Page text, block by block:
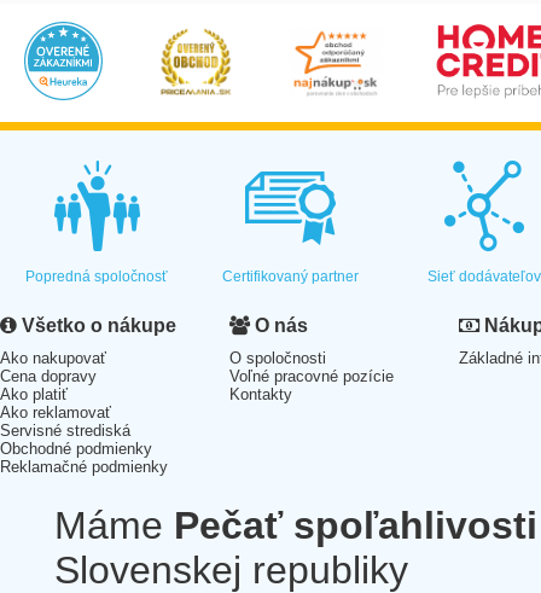
Popredná spoločnosť Certifikovaný partner Sieť dodávateľov
Všetko o nákupe
Ako nakupovať
Cena dopravy
Ako platiť
Ako reklamovať
Servisné strediská
Obchodné podmienky
Reklamačné podmienky
O nás
O spoločnosti
Voľné pracovné pozície
Kontakty
Základné
Máme Pečať spoľahlivosti
Slovenskej republiky